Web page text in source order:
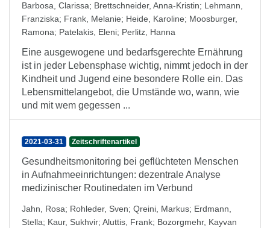
Barbosa, Clarissa; Brettschneider, Anna-Kristin; Lehmann,
Franziska; Frank, Melanie; Heide, Karoline; Moosburger,
Ramona; Patelakis, Eleni; Perlitz, Hanna
Eine ausgewogene und bedarfsgerechte Ernährung
ist in jeder Lebensphase wichtig, nimmt jedoch in der
Kindheit und Jugend eine besondere Rolle ein. Das
Lebensmittelangebot, die Umstände wo, wann, wie
und mit wem gegessen ...
2021-03-31 Zeitschriftenartikel
Gesundheitsmonitoring bei geflüchteten Menschen
in Aufnahmeeinrichtungen: dezentrale Analyse
medizinischer Routinedaten im Verbund
Jahn, Rosa; Rohleder, Sven; Qreini, Markus; Erdmann,
Stella; Kaur, Sukhvir; Aluttis, Frank; Bozorgmehr, Kayvan